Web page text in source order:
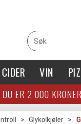
CIDER VIN
DU ER 2 000
> Glykolkjøler >